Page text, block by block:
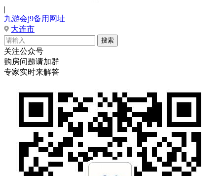
|
九游会j9备用网址
大连市
关注公众号
购房问题请加群
专家实时来解答